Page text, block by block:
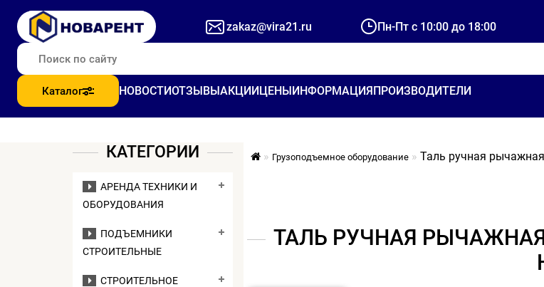
zakaz@vira21.ru Пн-Пт с 10:00 до 18:00
Каталог НОВОСТИОТЗЫВЫАКЦИИЦЕНЫИНФОРМАЦИЯПРОИЗВОДИТЕЛИ
КАТЕГОРИИ
АРЕНДА ТЕХНИКИ И
ОБОРУДОВАНИЯ
ПОДЪЕМНИКИ
СТРОИТЕЛЬНЫЕ
СТРОИТЕЛЬНОЕ
Грузоподъемное оборудование Таль ручная
ТАЛЬ РУЧНАЯ РЫЧАЖНАЯ